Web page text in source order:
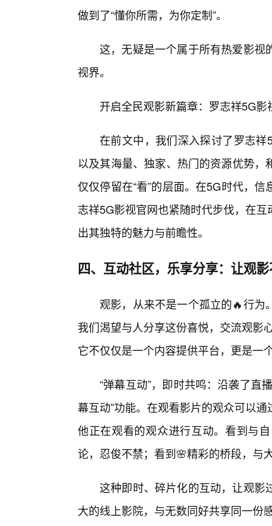
做到了“懂你所需，为你定制”。
这，无疑是一个属于所有热爱影视
视界。
开启全民观影新篇章：罗志祥5G影
在前文中，我们深入探讨了罗志
以及其海量、独家、热门的资源优势
仅仅停留在“看”的层面。在5G时代，
志祥5G影视官网也紧随时代步伐，在
出其独特的魅力与前瞻性。
四、互动社区，乐享分享：让观
观影，从来不是一个孤立的🔥行为
我们渴望与人分享这份喜悦，交流观影
它不仅仅是一个内容提供平台，更是一
“弹幕互动”，即时共鸣：沿袭了直
幕互动”功能。在观看影片的观众可以
他正在观看的观众进行互动。看到与
论，忍俊不禁；看到🌸精彩的桥段，与
这种即时、碎片化的互动，让观影
大的线上影院，与无数同好共享同一份